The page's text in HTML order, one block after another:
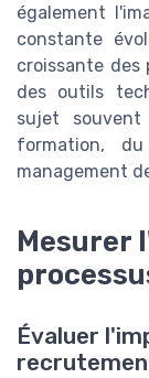
également
constante
croissante des
des outils
sujet
formation,
management
Mesurer
Évaluer